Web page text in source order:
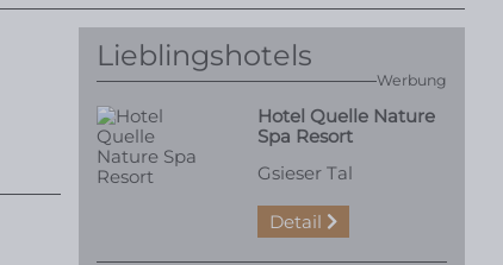
Werbung
Lieblingshotels
Hotel Quelle Nature
Spa Resort
Gsieser Tal
Detail